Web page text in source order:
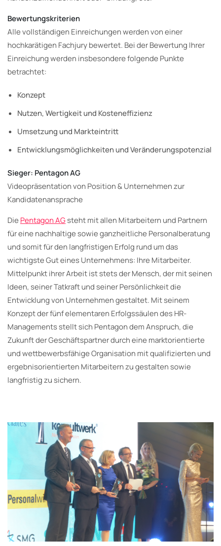
Bewertungskriterien
Alle vollständigen Einreichungen werden von einer
hochkarätigen Fachjury bewertet. Bei der Bewertung Ihrer
Einreichung werden insbesondere folgende Punkte
betrachtet:
Konzept
Nutzen, Wertigkeit und Kosteneffizienz
Umsetzung und Markteintritt
Entwicklungsmöglichkeiten und Veränderungspotenzial
Sieger: Pentagon AG
Videopräsentation von Position & Unternehmen zur
Kandidatenansprache
Die Pentagon AGsteht mit allen Mitarbeitern und Partnern
für eine nachhaltige sowie ganzheitliche Personalberatung
und somit für den langfristigen Erfolg rund um das
wichtigste Gut eines Unternehmens: Ihre Mitarbeiter.
Mittelpunkt ihrer Arbeit ist stets der Mensch, der mit seinen
Ideen, seiner Tatkraft und seiner Persönlichkeit die
Entwicklung von Unternehmen gestaltet. Mit seinem
Konzept der fünf elementaren Erfolgssäulen des HR-
Managements stellt sich Pentagon dem Anspruch, die
Zukunft der Geschäftspartner durch eine marktorientierte
und wettbewerbsfähige Organisation mit qualifizierten und
ergebnisorientierten Mitarbeitern zu gestalten sowie
langfristig zu sichern.